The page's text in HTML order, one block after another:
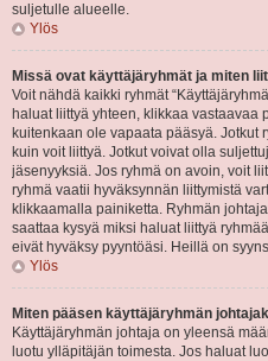
suljetulle alueelle.
Ylös
Missä ovat käyttäjäryhmät ja miten
Voit nähdä kaikki ryhmät
haluat liittyä yhteen, klikkaa vastaavaa
kuitenkaan ole vapaata pääsyä. Jotkut
kuin voit liittyä. Jotkut voivat olla
jäsenyyksiä. Jos ryhmä on avoin, voit
ryhmä vaatii hyväksynnän liittymistä
klikkaamalla painiketta. Ryhmän
saattaa kysyä miksi haluat liittyä
eivät hyväksy pyyntöäsi. Heillä on
Ylös
Miten pääsen käyttäjäryhmän
Käyttäjäryhmän johtaja on yleensä
luotu ylläpitäjän toimesta. Jos haluat